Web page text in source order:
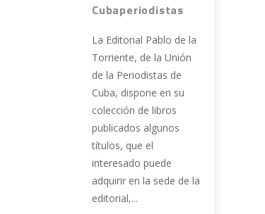
Cubaperiodistas
La Editorial Pablo de la
Torriente, de la Unión
de la Periodistas de
Cuba, dispone en su
colección de libros
publicados algunos
títulos, que el
interesado puede
adquirir en la sede de la
editorial,...